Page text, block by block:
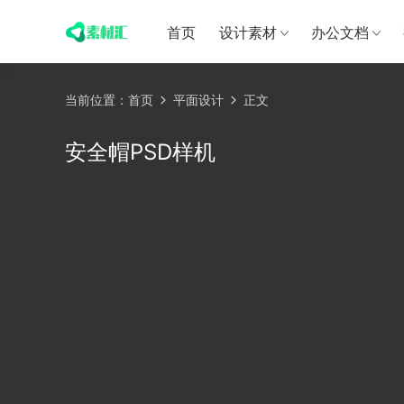
首页 设计素材 办公文档
当前位置： 首页 平面设计 正文
安全帽PSD样机